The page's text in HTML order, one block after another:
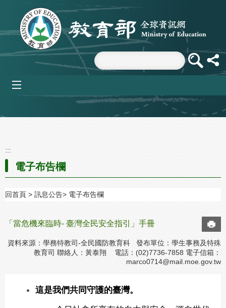
跳到主要內容區塊
:::
電子布告欄
回首頁 訊息公告 電子布告欄
「當危機來臨時- 臺灣全民安全指引」手冊
資料來源：學務特教司-全民國防教育科 發布單位：學生事務及特殊
教育司 聯絡人：黃泰翔 電話：(02)7736-7858 電子信箱：
marco0714@mail.moe.gov.tw
這是我們共同守護的臺灣。